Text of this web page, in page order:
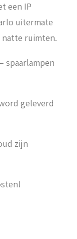
een IP
uitermate
ruimten.
spaarlampen
geleverd
zijn